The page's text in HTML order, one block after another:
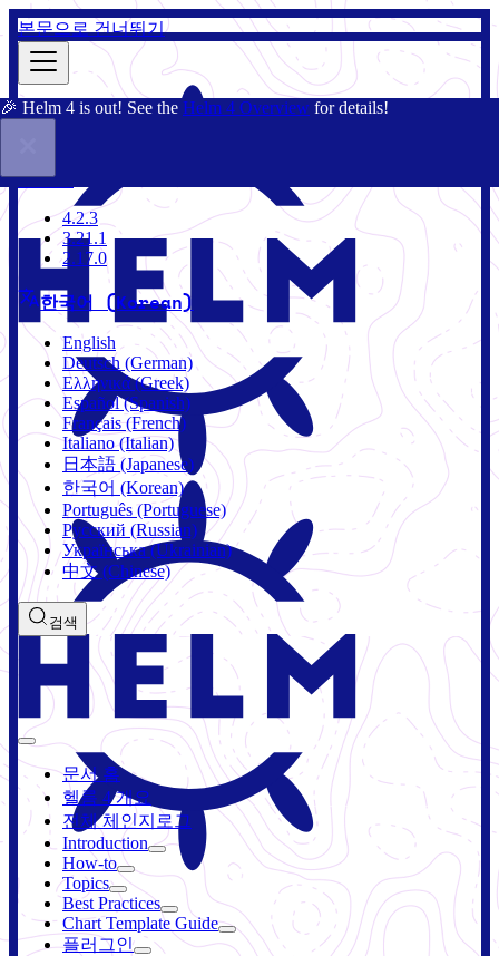
본문으로 건너뛰기
🎉 Helm 4 is out! See the Helm 4 Overview for details!
4.2.3
4.2.3
3.21.1
2.17.0
한국어 (Korean)
English
Deutsch (German)
Ελληνικά (Greek)
Español (Spanish)
Français (French)
Italiano (Italian)
日本語 (Japanese)
한국어 (Korean)
Português (Portuguese)
Русский (Russian)
Українська (Ukrainian)
中文 (Chinese)
검색
문서 홈
헬름 4 개요
전체 체인지로그
Introduction
How-to
Topics
Best Practices
Chart Template Guide
플러그인